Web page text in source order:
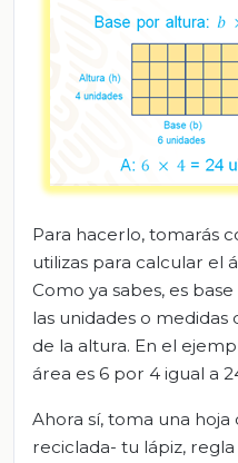
Para hacerlo, tomarás
utilizas para calcular el
Como ya sabes, es
las unidades o medidas
de la altura. En el
área es 6 por 4 igual a
Ahora sí, toma una
reciclada- tu lápiz, regla